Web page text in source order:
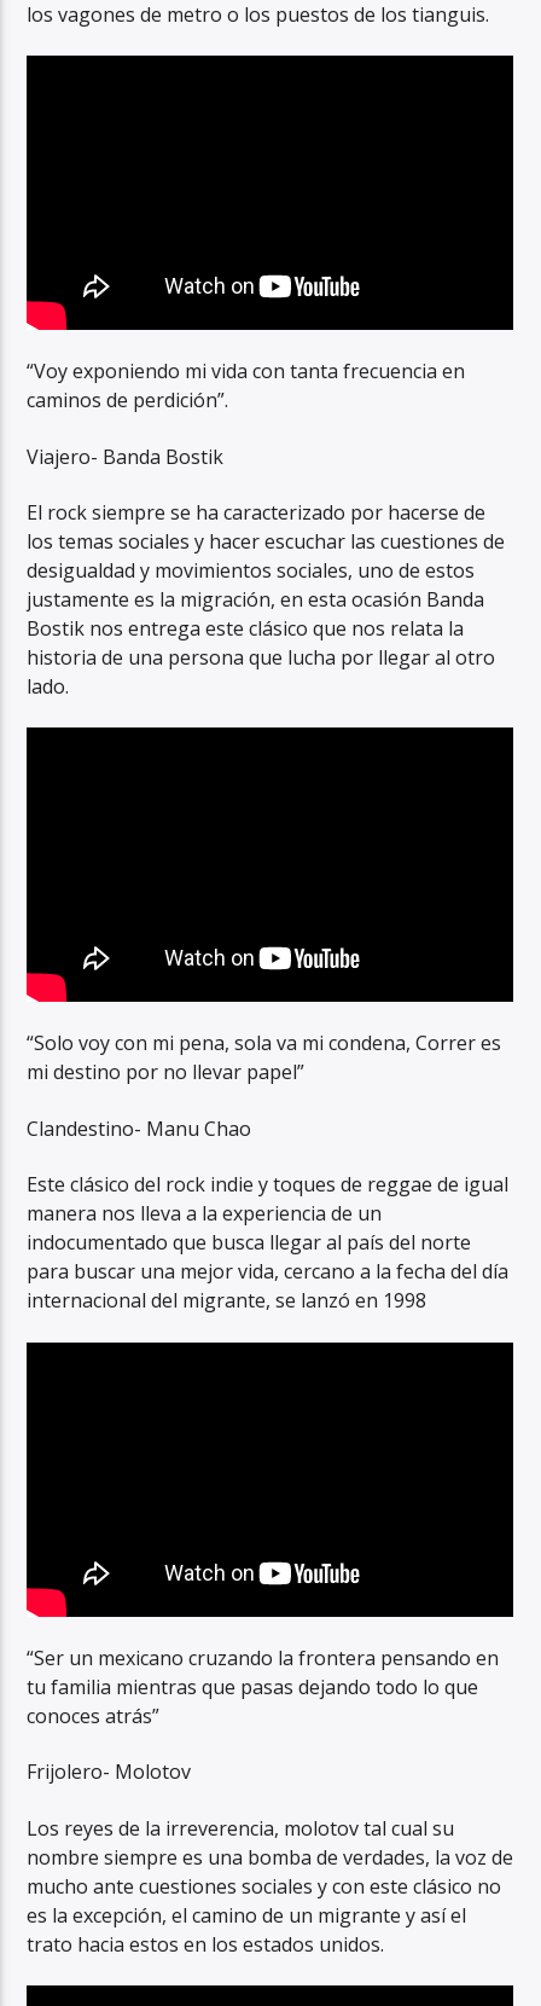
los vagones de metro o los puestos de los tianguis.
“Voy exponiendo mi vida con tanta frecuencia en
caminos de perdición”.
Viajero- Banda Bostik
El rock siempre se ha caracterizado por hacerse de
los temas sociales y hacer escuchar las cuestiones de
desigualdad y movimientos sociales, uno de estos
justamente es la migración, en esta ocasión Banda
Bostik nos entrega este clásico que nos relata la
historia de una persona que lucha por llegar al otro
lado.
“Solo voy con mi pena, sola va mi condena, Correr es
mi destino por no llevar papel”
Clandestino- Manu Chao
Este clásico del rock indie y toques de reggae de igual
manera nos lleva a la experiencia de un
indocumentado que busca llegar al país del norte
para buscar una mejor vida, cercano a la fecha del día
internacional del migrante, se lanzó en 1998
“Ser un mexicano cruzando la frontera pensando en
tu familia mientras que pasas dejando todo lo que
conoces atrás”
Frijolero- Molotov
Los reyes de la irreverencia, molotov tal cual su
nombre siempre es una bomba de verdades, la voz de
mucho ante cuestiones sociales y con este clásico no
es la excepción, el camino de un migrante y así el
trato hacia estos en los estados unidos.